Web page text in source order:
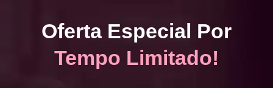
Oferta Especial Por
Tempo Limitado!